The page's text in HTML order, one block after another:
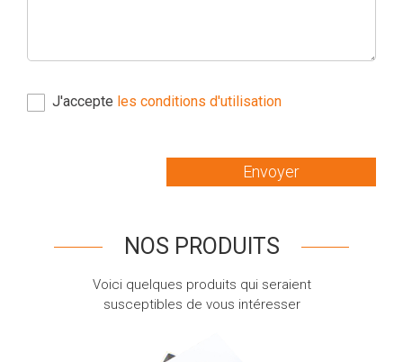
J'accepte les conditions d'utilisation
Envoyer
NOS PRODUITS
Voici quelques produits qui seraient
susceptibles de vous intéresser